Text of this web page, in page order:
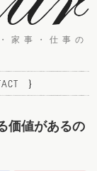
家事・仕事の
}
価値があるの